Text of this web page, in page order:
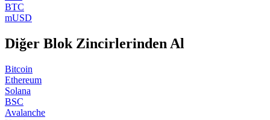
BTC
mUSD
Diğer Blok Zincirlerinden Al
Bitcoin
Ethereum
Solana
BSC
Avalanche